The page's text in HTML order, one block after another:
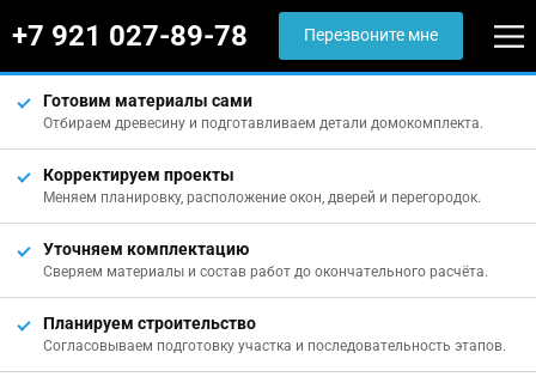
+7 921 027-89-78 Перезвоните мне
Готовим материалы сами
Отбираем древесину и подготавливаем детали домокомплекта.
Корректируем проекты
Меняем планировку, расположение окон, дверей и перегородок.
Уточняем комплектацию
Сверяем материалы и состав работ до окончательного расчёта.
Планируем строительство
Согласовываем подготовку участка и последовательность этапов.